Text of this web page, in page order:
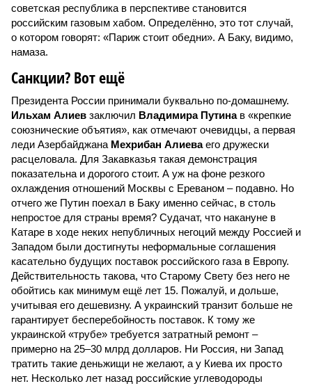
советская республика в перспективе становится
российским газовым хабом. Определённо, это тот случай,
о котором говорят: «Париж стоит обедни». А Баку, видимо,
намаза.
Санкции? Вот ещё
Президента России принимали буквально по-домашнему.
Ильхам Алиев заключил Владимира Путинав «крепкие
союзнические объятия», как отмечают очевидцы, а первая
леди Азербайджана Мехрибан Алиеваего дружески
расцеловала. Для Закавказья такая демонстрация
показательна и дорогого стоит. А уж на фоне резкого
охлаждения отношений Москвы с Ереваном – подавно. Но
отчего же Путин поехал в Баку именно сейчас, в столь
непростое для страны время? Судачат, что накануне в
Катаре в ходе неких непубличных негоций между Россией и
Западом были достигнуты неформальные соглашения
касательно будущих поставок российского газа в Европу.
Действительность такова, что Старому Свету без него не
обойтись как минимум ещё лет 15. Пожалуй, и дольше,
учитывая его дешевизну. А украинский транзит больше не
гарантирует бесперебойность поставок. К тому же
украинской «трубе» требуется затратный ремонт –
примерно на 25–30 млрд долларов. Ни Россия, ни Запад
тратить такие деньжищи не желают, а у Киева их просто
нет. Несколько лет назад российские углеводороды